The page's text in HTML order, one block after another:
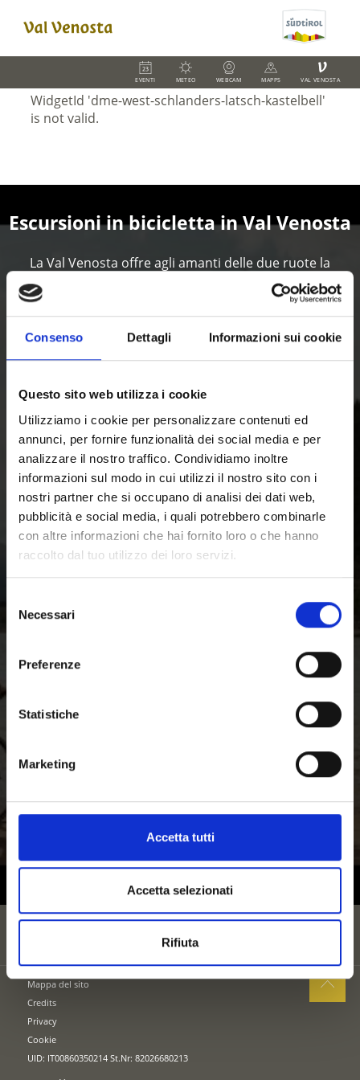
Consenso Dettagli Informazioni sui cookie
Questo sito web utilizza i cookie
Utilizziamo i cookie per personalizzare contenuti ed
annunci, per fornire funzionalità dei social media e per
analizzare il nostro traffico. Condividiamo inoltre
informazioni sul modo in cui utilizzi il nostro sito con i
nostri partner che si occupano di analisi dei dati web,
pubblicità e social media, i quali potrebbero combinarle
con altre informazioni che hai fornito loro o che hanno
raccolto dal tuo utilizzo dei loro servizi.
delNecessari
Preferenze
Statistiche
Marketing
Accetta tutti
Accetta selezionati
Rifiuta
EVENTI METEO WEBCAM MAPPS
V
VAL VENOSTA
Escursioni in bicicletta in Val Venosta
La Val Venosta offre agli amanti delle due ruote la
stagione ciclistica più lunga di tutto l’arco alpino: i
mesi da marzo sino alla fine di novembre sono infatti il
periodo ideale per tour in bicicletta. In tutta la regione
sono presenti bike point specializzati che offrono
organizzata è anche la rete di punti di noleggio in Val
Venosta: speciali biglietti combinati permettono di
usufruire della rete di trasporto locale, noleggiando le
bici e restituendole alla fine del tour anche presso un
punto di noleggio diverso, senza sovrapprezzo. Offerte
di soggiorno dedicate anche per chi ama le due ruote:
i BikeHotels offrono ai ciclisti servizi pensati
appositamente per loro.
Mappa del sito
Credits
Privacy
Cookie
UID: IT00860350214 St.Nr: 82026680213